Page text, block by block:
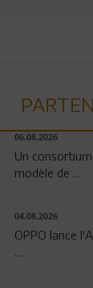
06.08.2026
Un
modèle de ...
04.08.2026
OPPO lance